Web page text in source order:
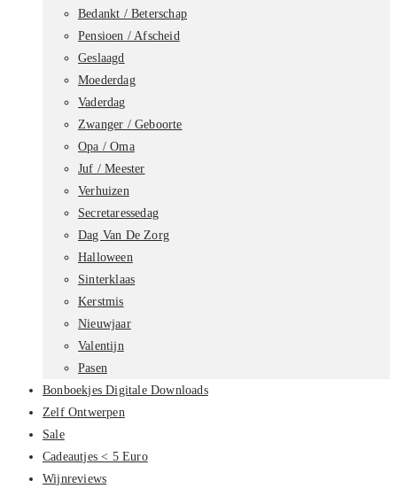
Bedankt / Beterschap
Pensioen / Afscheid
Geslaagd
Moederdag
Vaderdag
Zwanger / Geboorte
Opa / Oma
Juf / Meester
Verhuizen
Secretaressedag
Dag Van De Zorg
Halloween
Sinterklaas
Kerstmis
Nieuwjaar
Valentijn
Pasen
Bonboekjes Digitale Downloads
Zelf Ontwerpen
Sale
Cadeautjes < 5 Euro
Wijnreviews